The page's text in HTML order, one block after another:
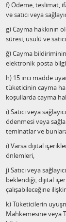
f) Ödeme, teslimat,
ve satıcı veya
g) Cayma hakkının
süresi, usulü ve
ğ) Cayma bildiriminin
elektronik posta
h) 15 inci madde
tüketicinin cayma
koşullarda cayma
ı) Satıcı veya
ödenmesi veya
teminatlar ve
i) Varsa dijital
önlemleri,
j) Satıcı veya
beklendiği, dijital
çalışabileceğine
k) Tüketicilerin
Mahkemesine veya